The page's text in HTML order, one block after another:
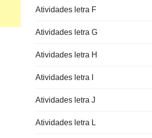
Atividades letra F
Atividades letra G
Atividades letra H
Atividades letra I
Atividades letra J
Atividades letra L